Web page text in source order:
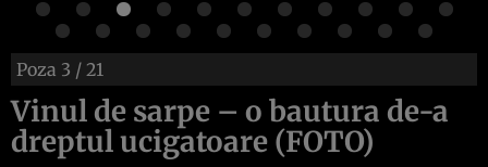
Poza 3 / 21
Vinul de sarpe – o bautura de-a
dreptul ucigatoare (FOTO)